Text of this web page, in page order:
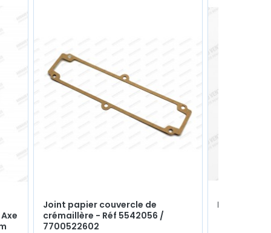
Joint papier couvercle de
crémaillère - Réf 5542056 /
7700522602
Flector de